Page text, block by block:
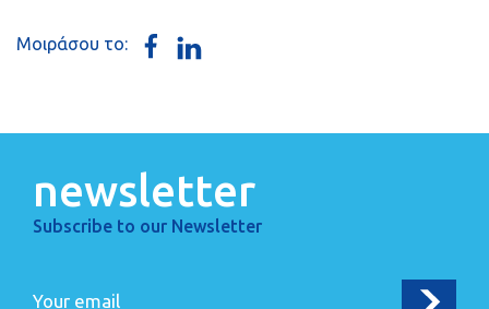
Μοιράσου το:
newsletter
Subscribe to our Newsletter